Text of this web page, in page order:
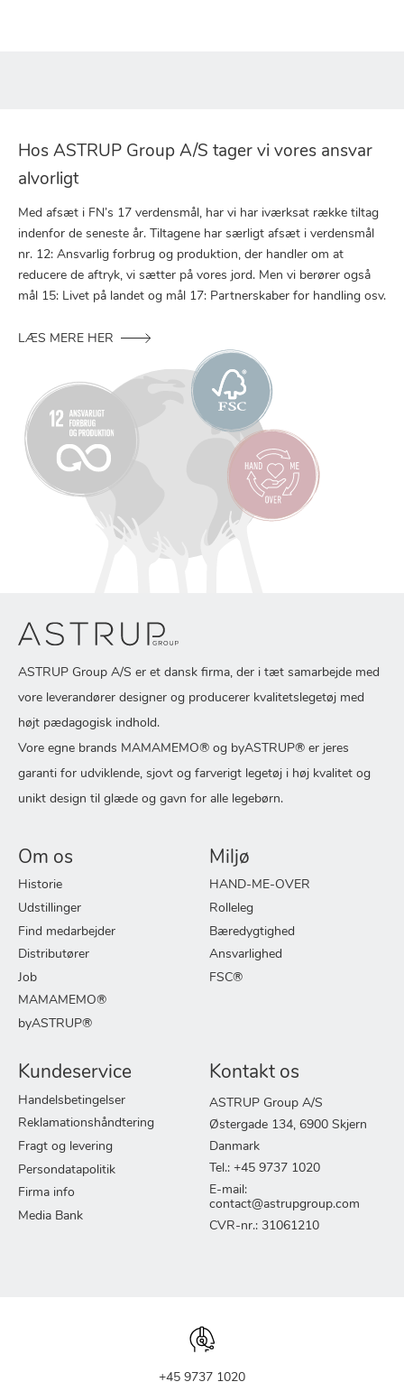
Hos ASTRUP Group A/S tager vi vores ansvar
alvorligt
Med afsæt i FN’s 17 verdensmål, har vi har iværksat række tiltag
indenfor de seneste år. Tiltagene har særligt afsæt i verdensmål
nr. 12: Ansvarlig forbrug og produktion, der handler om at
reducere de aftryk, vi sætter på vores jord. Men vi berører også
mål 15: Livet på landet og mål 17: Partnerskaber for handling osv.
LÆS MERE HER
ASTRUP Group A/S er et dansk firma, der i tæt samarbejde med
vore leverandører designer og producerer kvalitetslegetøj med
højt pædagogisk indhold.
Vore egne brands MAMAMEMO® og byASTRUP® er jeres
garanti for udviklende, sjovt og farverigt legetøj i høj kvalitet og
unikt design til glæde og gavn for alle legebørn.
Om os
Historie
Udstillinger
Find medarbejder
Distributører
Job
MAMAMEMO®
byASTRUP®
Miljø
HAND-ME-OVER
Rolleleg
Bæredygtighed
Ansvarlighed
FSC®
Kundeservice
Handelsbetingelser
Reklamationshåndtering
Fragt og levering
Persondatapolitik
Firma info
Media Bank
Kontakt os
ASTRUP Group A/S
Østergade 134, 6900 Skjern
Danmark
Tel.: +45 9737 1020
E-mail:
contact@astrupgroup.com
CVR-nr.: 31061210
+45 9737 1020